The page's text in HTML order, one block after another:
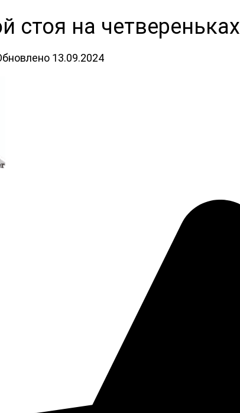
стоя на четвереньках
13.09.2024